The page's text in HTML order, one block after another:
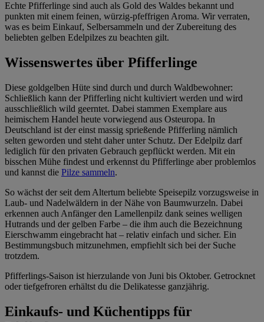
Echte Pfifferlinge sind auch als Gold des Waldes bekannt und
punkten mit einem feinen, würzig-pfeffrigen Aroma. Wir verraten,
was es beim Einkauf, Selbersammeln und der Zubereitung des
beliebten gelben Edelpilzes zu beachten gilt.
Wissenswertes über Pfifferlinge
Diese goldgelben Hüte sind durch und durch Waldbewohner:
Schließlich kann der Pfifferling nicht kultiviert werden und wird
ausschließlich wild geerntet. Dabei stammen Exemplare aus
heimischem Handel heute vorwiegend aus Osteuropa. In
Deutschland ist der einst massig sprießende Pfifferling nämlich
selten geworden und steht daher unter Schutz. Der Edelpilz darf
lediglich für den privaten Gebrauch gepflückt werden. Mit ein
bisschen Mühe findest und erkennst du Pfifferlinge aber problemlos
und kannst die Pilze sammeln.
So wächst der seit dem Altertum beliebte Speisepilz vorzugsweise in
Laub- und Nadelwäldern in der Nähe von Baumwurzeln. Dabei
erkennen auch Anfänger den Lamellenpilz dank seines welligen
Hutrands und der gelben Farbe – die ihm auch die Bezeichnung
Eierschwamm eingebracht hat – relativ einfach und sicher. Ein
Bestimmungsbuch mitzunehmen, empfiehlt sich bei der Suche
trotzdem.
Pfifferlings-Saison ist hierzulande von Juni bis Oktober. Getrocknet
oder tiefgefroren erhältst du die Delikatesse ganzjährig.
Einkaufs- und Küchentipps für